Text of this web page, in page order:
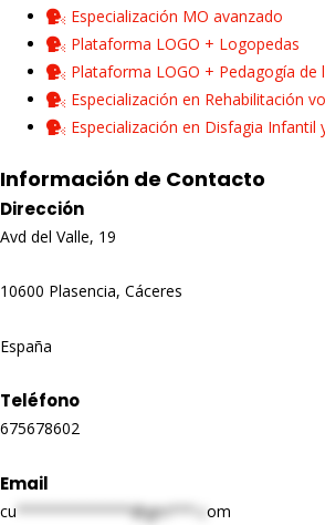
Especialización MO avanzado
Plataforma LOGO + Logopedas
Plataforma LOGO + Pedagogía de
Especialización en Rehabilitación
Especialización en Disfagia Infantil
Información de Contacto
Dirección
Avd del Valle, 19
10600 Plasencia, Cáceres
España
Teléfono
675678602
Email
cu *************@gm***.c om